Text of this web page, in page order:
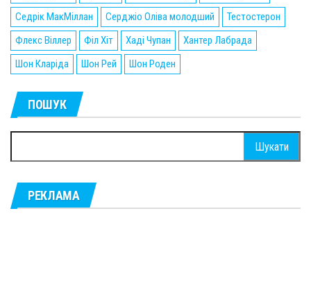
Седрік МакМіллан
Серджіо Оліва молодший
Тестостерон
Флекс Віллер
Філ Хіт Хаді Чупан
Хантер Лабрада
Шон Кларіда
Шон Рей Шон Роден
ПОШУК
РЕКЛАМА